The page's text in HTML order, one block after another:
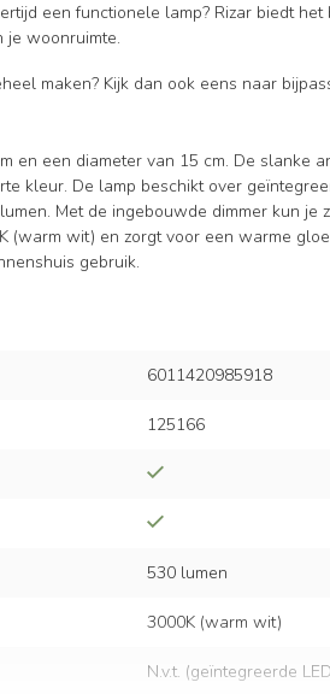
een functionele lamp? Rizar biedt
je woonruimte.
maken? Kijk dan ook eens naar
en een diameter van 15 cm. De slanke
kleur. De lamp beschikt over
Met de ingebouwde dimmer kun je
(warm wit) en zorgt voor een warme
gebruik.
6011420985918
125166
530 lumen
3000K (warm wit)
N.v.t. (geïntegreerde